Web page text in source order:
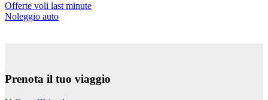
Offerte voli last minute
Noleggio auto
Prenota il tuo viaggio